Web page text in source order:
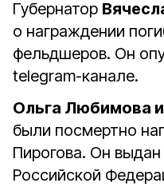
Губернатор
о награждении
фельдшеров. Он
telegram-канале.
Ольга Любимова
были посмертно
Пирогова. Он
Российской